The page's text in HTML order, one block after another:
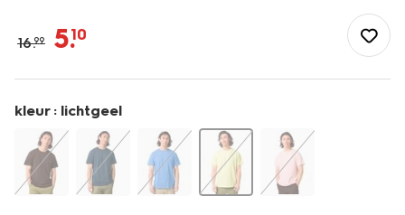
shirt-
slub-
2178844.html
16.99 5.10
kleur : lichtgeel